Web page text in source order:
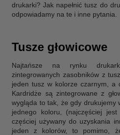
drukarki? Jak napełnić tusz do
odpowiadamy na te i inne pytania.
Tusze głowicowe
Najtańsze na rynku
zintegrowanych zasobników z
jeden tusz w kolorze czarnym, a
Kardridże są zintegrowane z
wygląda to tak, że gdy drukujemy
jednego koloru, (najczęściej
częściej używany do uzyskania
jeden z kolorów, to pomimo,